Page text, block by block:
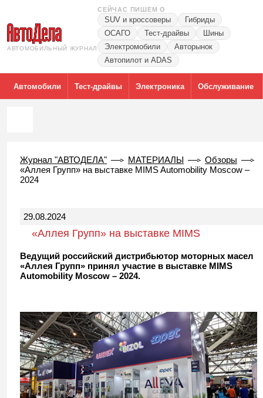
АВТОМОБИЛЬНЫЙ ЖУРНАЛ
СЕЙЧАС ПИШЕМ О
SUV и кроссоверы
Гибриды
ОСАГО
Тест-драйвы
Шины
Электромобили
Авторынок
Автопилот и ADAS
Автомобили Тест-драйвы Электроника Обслуживание
Журнал "АВТОДЕЛА" МАТЕРИАЛЫ
Обзоры
«Аллея Групп» на выставке MIMS Automobility Moscow –
2024
29.08.2024
«Аллея Групп» на выставке MIMS
Automobility Moscow – 2024
Ведущий российский дистрибьютор моторных масел
«Аллея Групп» принял участие в выставке MIMS
Automobility Moscow – 2024.